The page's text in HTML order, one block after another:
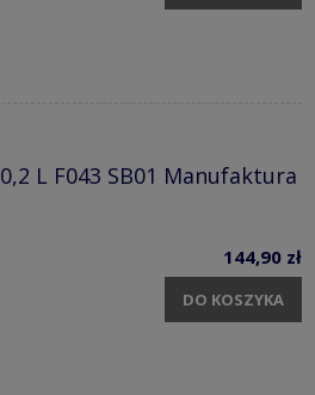
L F043 SB01 Manufaktura
144,90 zł
DO KOSZYKA